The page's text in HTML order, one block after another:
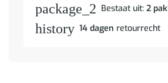
package_2 Bestaat uit: 2
history 14 dagen retourrecht